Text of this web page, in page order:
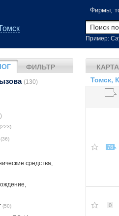
Фирмы,
Пример:
ФИЛЬТР
(130)
(223)
(36)
средства,
(50)
КАРТА
Томск,
78
0